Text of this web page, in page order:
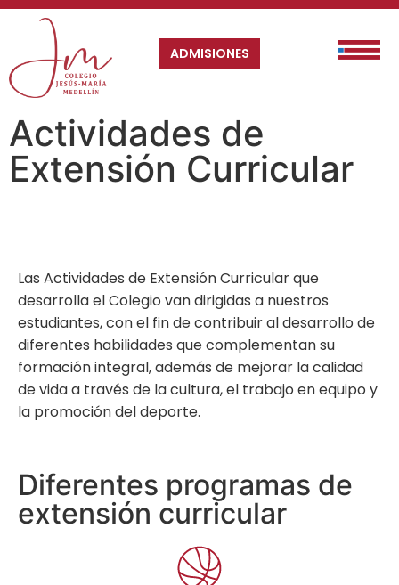
ADMISIONES
Actividades de
Extensión Curricular
Las Actividades de Extensión Curricular que
desarrolla el Colegio van dirigidas a nuestros
estudiantes, con el fin de contribuir al desarrollo de
diferentes habilidades que complementansu
formación integral, además de mejorar la calidad
de vida a través de la cultura, el trabajo en equipo y
la promoción del deporte.
Diferentes programas de
extensión curricular